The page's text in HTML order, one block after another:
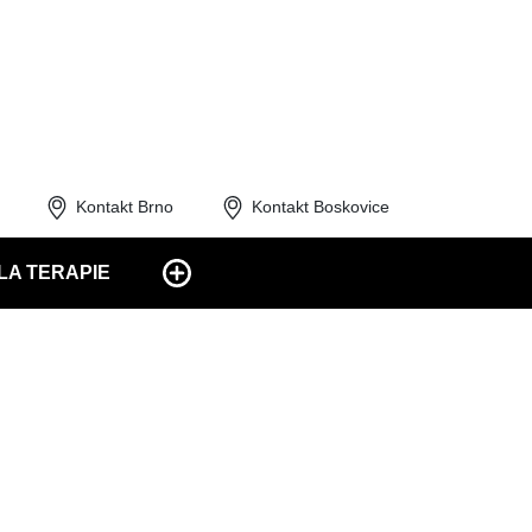
TERAPIE
Kontakt Brno Kontakt Boskovice